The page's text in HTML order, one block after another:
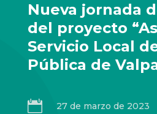
Nueva jornada
del proyecto
Servicio Local
Pública de
 27 de marzo de 2023